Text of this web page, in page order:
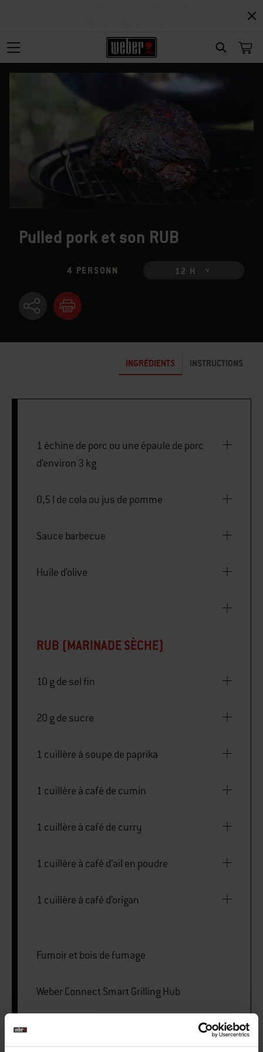
SEARCH
Pulled pork et son RUB
4 PERSONN 12 H
INGRÉDIENTS INSTRUCTIONS
1 échine de porc ou une épaule de porc
d’environ 3 kg
0,5 l de cola ou jus de pomme
Sauce barbecue
Huile d’olive
RUB (MARINADE SÈCHE)
10 g de sel fin
20 g de sucre
1 cuillère à soupe de paprika
1 cuillère à café de cumin
1 cuillère à café de curry
1 cuillère à café d’ail en poudre
1 cuillère à café d’origan
Fumoir et bois de fumage
Weber Connect Smart Grilling Hub